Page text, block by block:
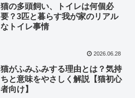
猫の多頭飼い、トイレは何個必
要？3匹と暮らす我が家のリアル
なトイレ事情
2026.06.28
猫がふみふみする理由とは？気持
ちと意味をやさしく解説【猫初心
者向け】